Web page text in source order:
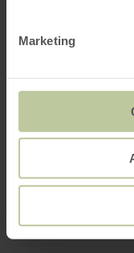
Marketing